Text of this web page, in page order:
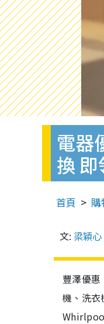
電器
換 即
首頁 購
文: 梁穎心
豐澤優
機、洗衣